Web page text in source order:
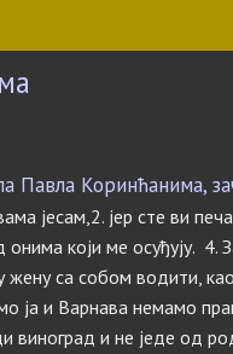
Павла Коринћанима,
јесам,2. јер сте ви
који ме осуђују. 4.
са собом водити,
ја и Варнава немамо
виноград и не једе од